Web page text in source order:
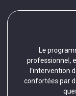
Le
professionnel,
l’intervention
confortées par